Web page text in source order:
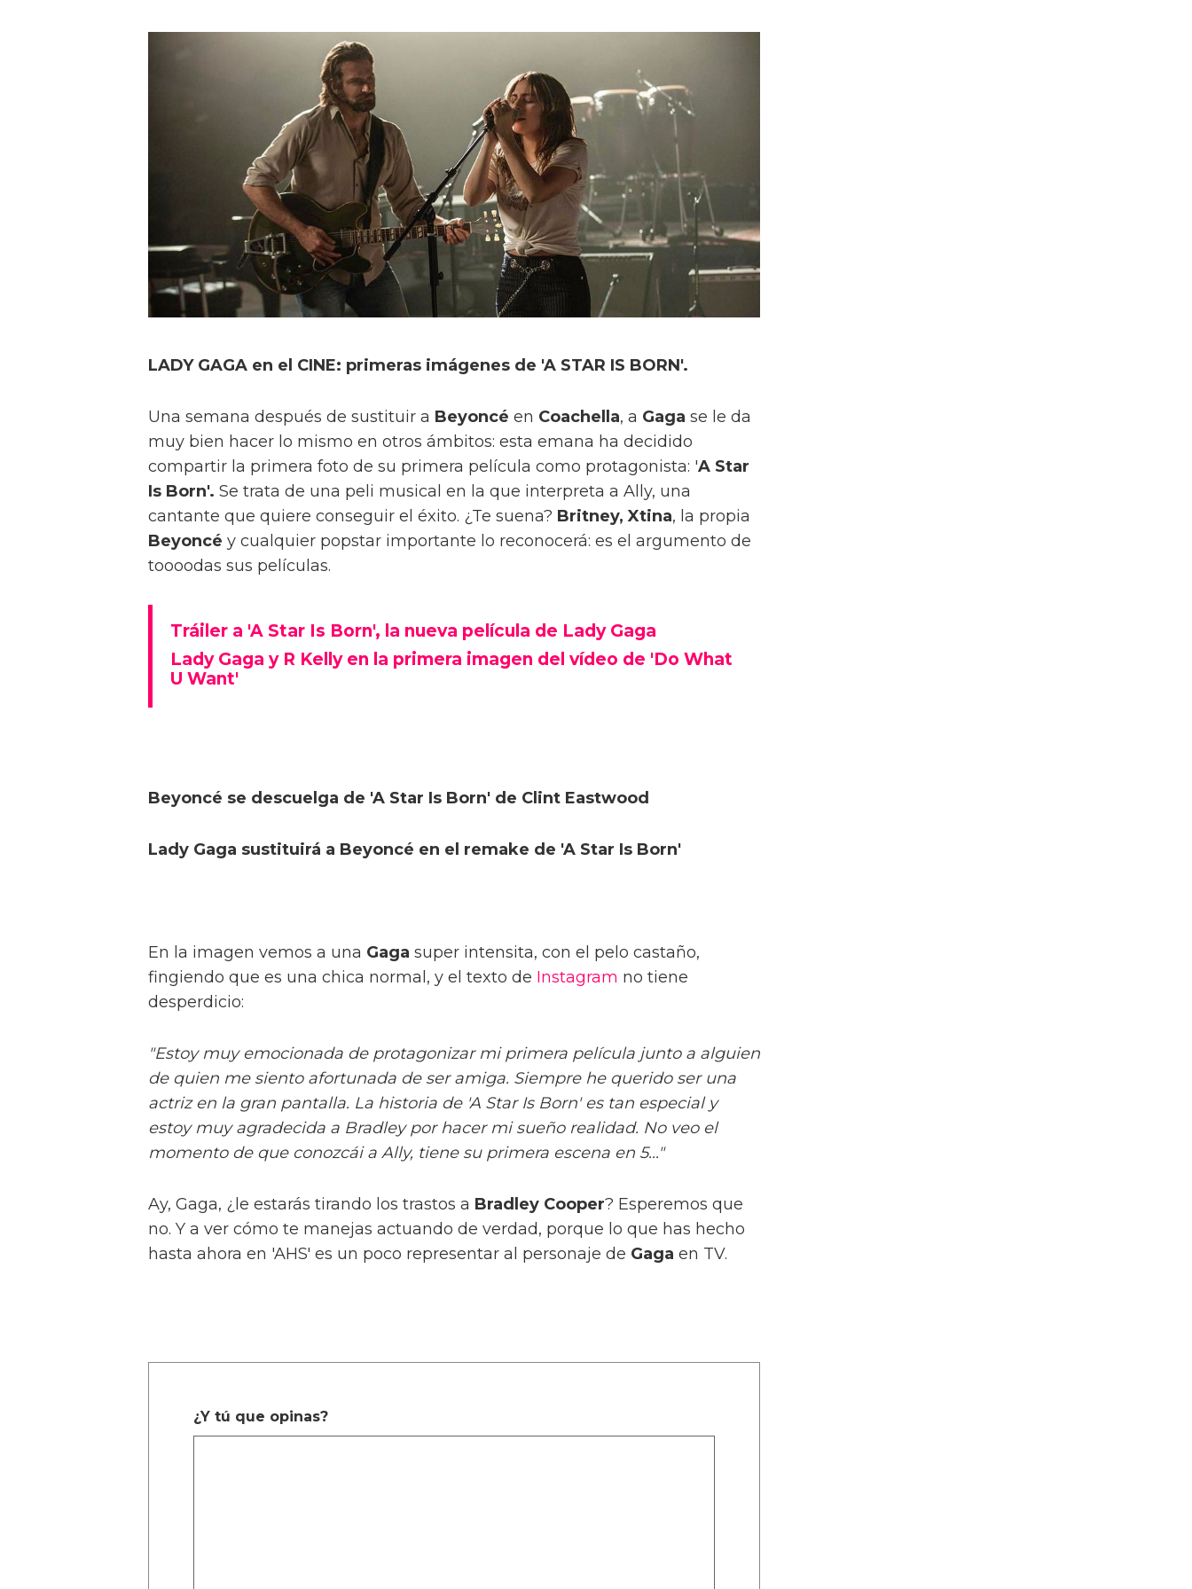
LADY GAGA en el CINE: primeras imágenes de 'A STAR IS BORN'.
Una semana después de sustituir a Beyoncé en Coachella, a Gaga se le da
muy bien hacer lo mismo en otros ámbitos: esta emana ha decidido
compartir la primera foto de su primera película como protagonista: 'A Star
Is Born'. Se trata de una peli musical en la que interpreta a Ally, una
cantante que quiere conseguir el éxito. ¿Te suena? Britney, Xtina, la propia
Beyoncé y cualquier popstar importante lo reconocerá: es el argumento de
toooodas sus películas.
Tráiler a 'A Star Is Born', la nueva película de Lady Gaga
Lady Gaga y R Kelly en la primera imagen del vídeo de 'Do What
U Want'
Beyoncé se descuelga de 'A Star Is Born' de Clint Eastwood
Lady Gaga sustituirá a Beyoncé en el remake de 'A Star Is Born'
En la imagen vemos a una Gaga super intensita, con el pelo castaño,
fingiendo que es una chica normal, y el texto de Instagram no tiene
desperdicio:
"Estoy muy emocionada de protagonizar mi primera película junto a alguien
de quien me siento afortunada de ser amiga. Siempre he querido ser una
actriz en la gran pantalla. La historia de 'A Star Is Born' es tan especial y
estoy muy agradecida a Bradley por hacer mi sueño realidad. No veo el
momento de que conozcái a Ally, tiene su primera escena en 5..."
Ay, Gaga, ¿le estarás tirando los trastos a Bradley Cooper? Esperemos que
no. Y a ver cómo te manejas actuando de verdad, porque lo que has hecho
hasta ahora en 'AHS' es un poco representar al personaje de Gaga en TV.
¿Y tú que opinas?